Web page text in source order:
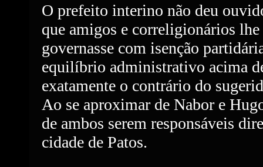
O prefeito interino não deu
que amigos e correligionários
governasse com isenção
equilíbrio administrativo acima
exatamente o contrário do
Ao se aproximar de Nabor e
de ambos serem responsáveis
cidade de Patos.